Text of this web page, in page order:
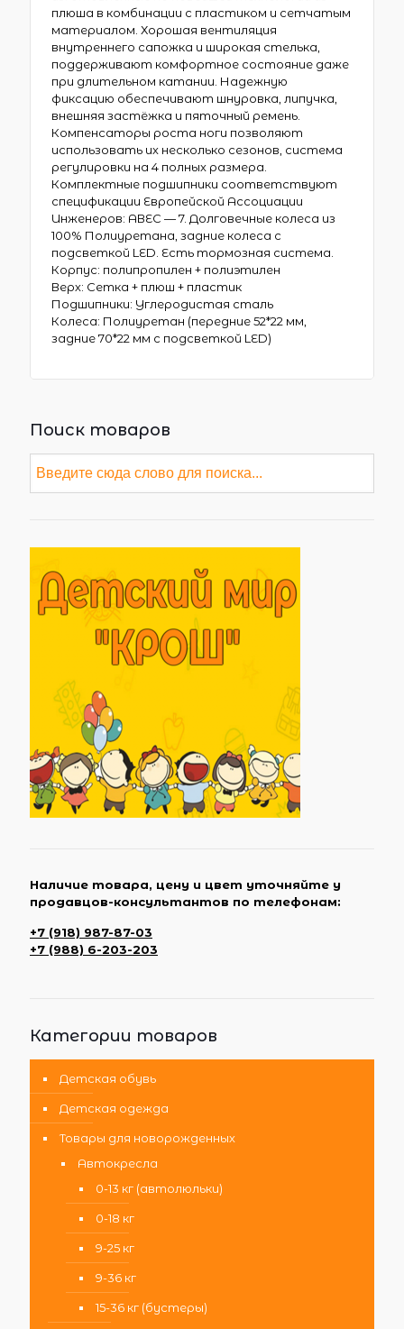
плюша в комбинации с пластиком и сетчатым
материалом. Хорошая вентиляция
внутреннего сапожка и широкая стелька,
поддерживают комфортное состояние даже
при длительном катании. Надежную
фиксацию обеспечивают шнуровка, липучка,
внешняя застёжка и пяточный ремень.
Компенсаторы роста ноги позволяют
использовать их несколько сезонов, система
регулировки на 4 полных размера.
Комплектные подшипники соответствуют
спецификации Европейской Ассоциации
Инженеров: АВЕС — 7. Долговечные колеса из
100% Полиуретана, задние колеса с
подсветкой LED. Есть тормозная система.
Корпус: полипропилен + полиэтилен
Верх: Сетка + плюш + пластик
Подшипники: Углеродистая сталь
Колеса: Полиуретан (передние 52*22 мм,
задние 70*22 мм с подсветкой LED)
Поиск товаров
Наличие товара, цену и цвет уточняйте у
продавцов-консультантов по телефонам:
+7 (918) 987-87-03
+7 (988) 6-203-203
Категории товаров
Детская обувь
Детская одежда
Товары для новорожденных
Автокресла
0-13 кг (автолюльки)
0-18 кг
9-25 кг
9-36 кг
15-36 кг (бустеры)